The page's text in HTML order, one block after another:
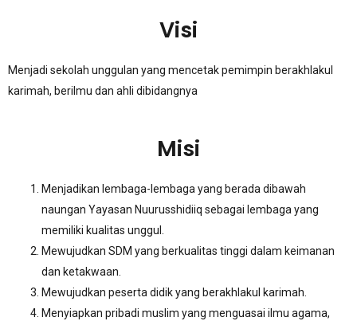
Visi
Menjadi sekolah unggulan yang mencetak pemimpin berakhlakul
karimah, berilmu dan ahli dibidangnya
Misi
Menjadikan lembaga-lembaga yang berada dibawah
naungan Yayasan Nuurusshidiiq sebagai lembaga yang
memiliki kualitas unggul.
Mewujudkan SDM yang berkualitas tinggi dalam keimanan
dan ketakwaan.
Mewujudkan peserta didik yang berakhlakul karimah.
Menyiapkan pribadi muslim yang menguasai ilmu agama,